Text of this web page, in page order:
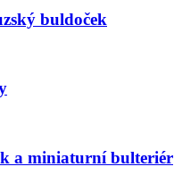
buldoček
a miniaturní bulteriér